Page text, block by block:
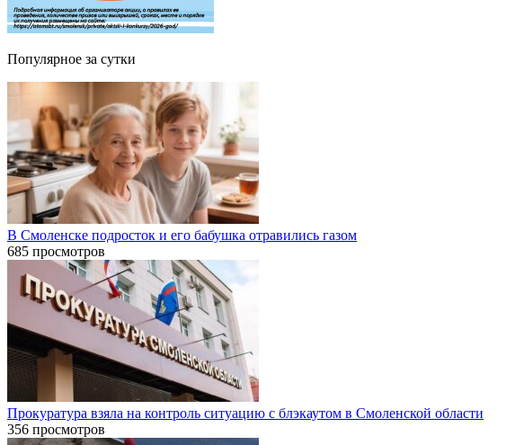
Популярное за сутки
В Смоленске подросток и его бабушка отравились газом
685 просмотров
Прокуратура взяла на контроль ситуацию с блэкаутом в Смоленской области
356 просмотров